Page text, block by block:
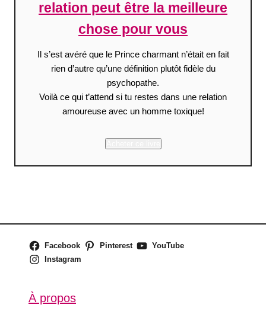
relation peut être la meilleure
chose pour vous
Il s’est avéré que le Prince charmant n’était en fait
rien d’autre qu’une définition plutôt fidèle du
psychopathe.
Voilà ce qui t’attend si tu restes dans une relation
amoureuse avec un homme toxique!
Facebook Pinterest
YouTube
Instagram
À propos